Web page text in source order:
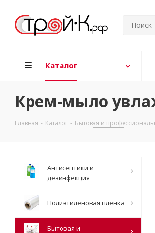
Каталог
Крем-мыло
Главная - Каталог - Бытовая и
Антисептики и
дезинфекция
Полиэтиленовая пленка
Бытовая и